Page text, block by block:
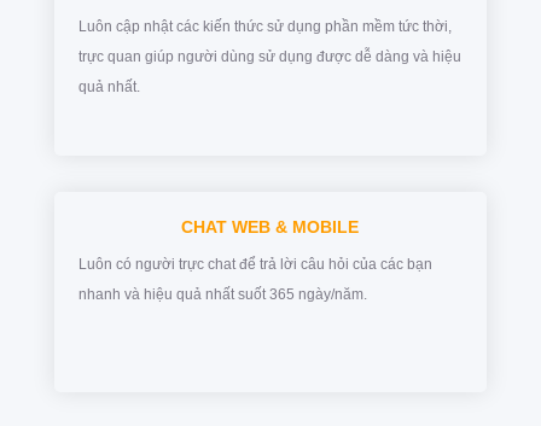
Luôn cập nhật các kiến thức sử dụng phần mềm tức thời,
trực quan giúp người dùng sử dụng được dễ dàng và hiệu
quả nhất.
CHAT WEB & MOBILE
Luôn có người trực chat để trả lời câu hỏi của các bạn
nhanh và hiệu quả nhất suốt 365 ngày/năm.